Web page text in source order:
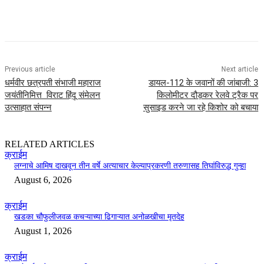
Previous article
धर्मवीर छत्रपती संभाजी महाराज
जयंतीनिमित्त विराट हिंदू संमेलन
उत्साहात संपन्न
Next article
डायल-112 के जवानों की जांबाजी: 3
किलोमीटर दौड़कर रेलवे ट्रैक पर
सुसाइड करने जा रहे किशोर को बचाया
RELATED ARTICLES
क्राईम
लग्नाचे आमिष दाखवून तीन वर्षे अत्याचार केल्याप्रकरणी तरुणासह तिघांविरुद्ध गुन्हा
August 6, 2026
क्राईम
खडका चौफुलीजवळ कचऱ्याच्या ढिगाऱ्यात अनोळखीचा मृतदेह
August 1, 2026
क्राईम